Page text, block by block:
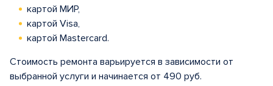
картой МИР,
картой Visa,
картой Mastercard.
Стоимость ремонта варьируется в зависимости от
выбранной услуги и начинается от 490 руб.